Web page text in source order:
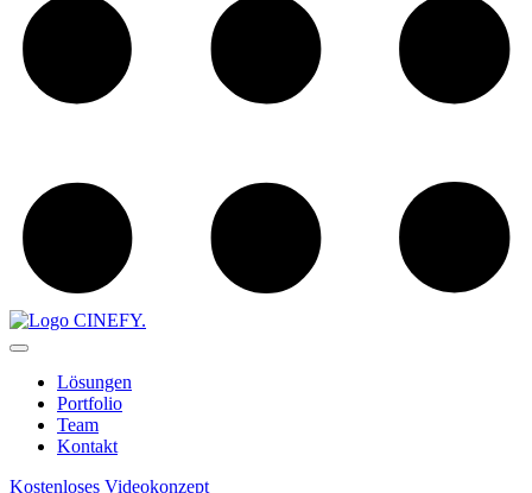
Lösungen
Portfolio
Team
Kontakt
Kostenloses Videokonzept